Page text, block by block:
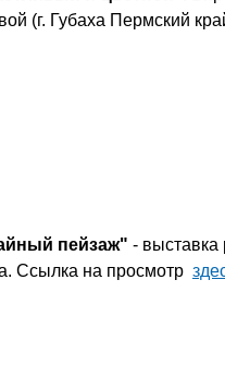
(г. Губаха Пермский
пейзаж" - выставка
Ссылка на просмотр